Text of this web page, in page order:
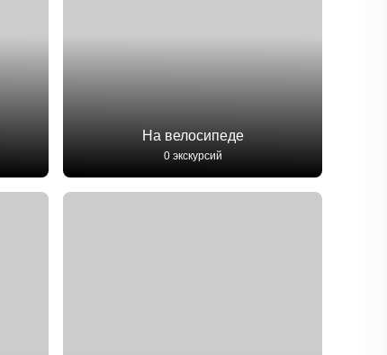
На велосипеде
0 экскурсий